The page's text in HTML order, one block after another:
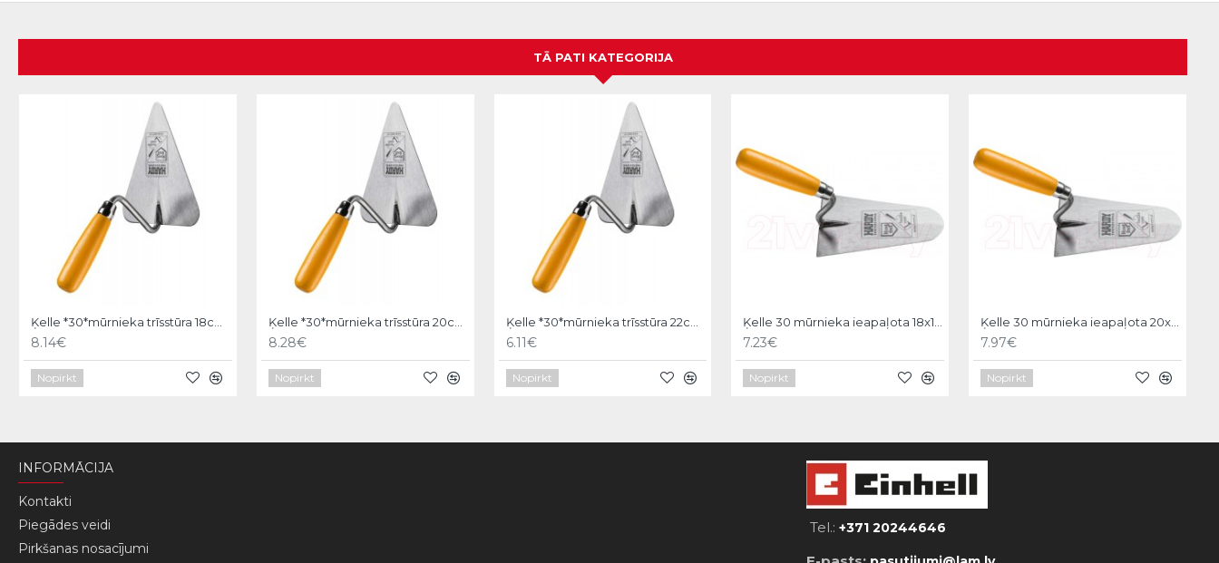
TĀ PATI KATEGORIJA
8.14€
Nopirkt
8.28€
Nopirkt
6.11€
Nopirkt
7.23€
Nopirkt
7.97€
Nopirkt
INFORMĀCIJA
Kontakti
Piegādes veidi
Pirkšanas nosacījumi
Tel.:+371 20244646